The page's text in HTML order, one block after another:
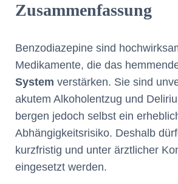
Zusammenfassung
Benzodiazepine sind
Medikamente, die das
System verstärken. Sie sind
akutem Alkoholentzug und
bergen jedoch selbst ein
Abhängigkeitsrisiko. Deshalb
kurzfristig und unter ärztlicher
eingesetzt werden.